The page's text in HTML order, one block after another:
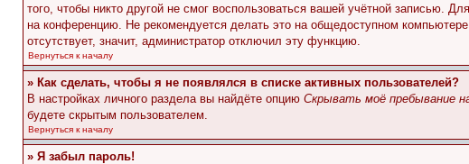
того, чтобы никто другой не смог воспользоваться вашей учётной записью.
на конференцию. Не рекомендуется делать это на общедоступном
отсутствует, значит, администратор отключил эту функцию.
Вернуться к началу
» Как сделать, чтобы я не появлялся в списке активных пользователей?
В настройках личного раздела вы найдёте опцию Скрывать моё пребывание
будете скрытым пользователем.
Вернуться к началу
» Я забыл пароль!